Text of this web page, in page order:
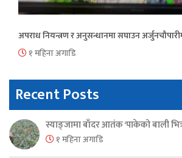
अपराध नियन्त्रण र अनुसन्धानमा सघाउन
१ महिना अगाडि
Recent Posts
स्याङ्जामा बाँदर आतंक ‘पाकेको बाली
१ महिना अगाडि